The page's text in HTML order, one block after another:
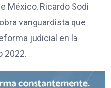
México, Ricardo Sodi
vanguardista que
judicial en la
2022.